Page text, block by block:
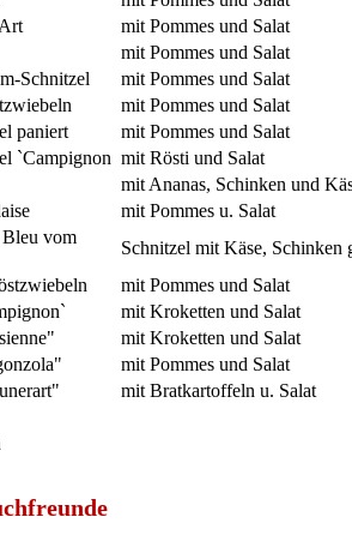
mit Pommes und Salat
mit Pommes und Salat
Schnitzel
mit Pommes und Salat
mit Pommes und Salat
paniert
mit Pommes und Salat
`Campignon mit Rösti und Salat
mit Ananas, Schinken und
mit Pommes u. Salat
vom
Schnitzel mit Käse,
mit Pommes und Salat
mit Kroketten und Salat
mit Kroketten und Salat
mit Pommes und Salat
mit Bratkartoffeln u. Salat